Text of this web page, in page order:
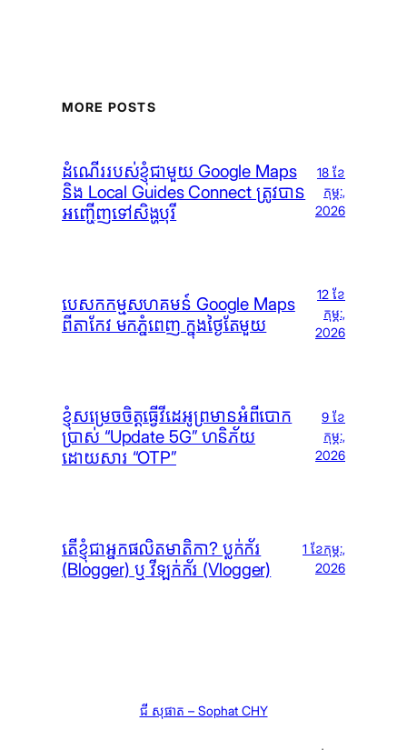
MORE POSTS
ដំណើររបស់ខ្ញុំជាមួយ Google Maps
និង Local Guides Connect ត្រូវបាន
អញ្ចើញទៅសិង្ហបុរី
18 ខែ​
កុម្ភៈ,
2026
បេសកកម្មសហគមន៍ Google Maps
ពីតាកែវ មកភ្នំពេញ ក្នុងថ្ងៃតែមួយ
12 ខែ​
កុម្ភៈ,
2026
ខ្ញុំសម្រេចចិត្តធ្វើវីដេអូព្រមានអំពីបោក
ប្រាស់ “Update 5G” ហនិភ័យ
ដោយសារ “OTP”
9 ខែ​
កុម្ភៈ,
2026
តើខ្ញុំជាអ្នកផលិតមាតិកា? ប្លក់ក័រ
(Blogger) ឬ វីឡក់ក័រ (Vlogger)
1 ខែ​កុម្ភៈ,
2026
ជី សុផាត – Sophat CHY